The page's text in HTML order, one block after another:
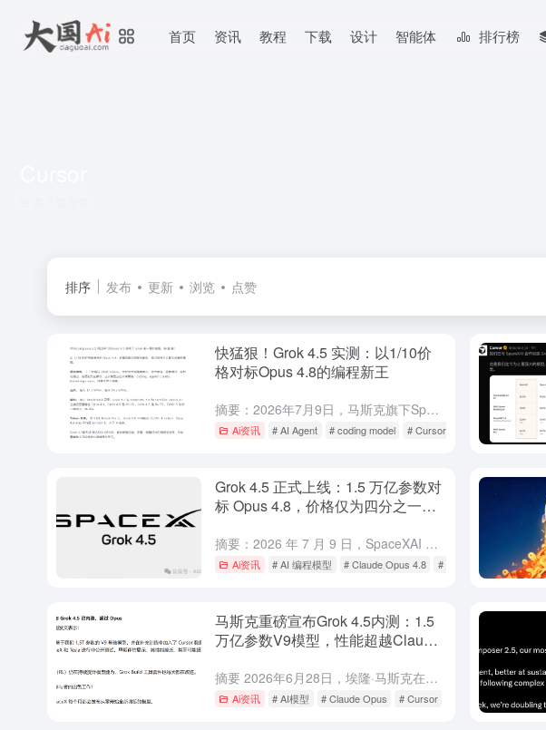
首页 资讯 教程 下载 设计 智能体 排行榜
排序 发布 更新 浏览 点赞
快猛狠！Grok 4.5 实测：以1/10价
格对标Opus 4.8的编程新王
摘要：2026年7月9日，马斯克旗下SpaceXAI联合Cursor发布Grok 4.5旗舰模型。基于1.5万亿参数V9架构，在数万块NVIDIA GB300 GPU上完成训练，SWE-bench P...
Ai资讯 # AI Agent # coding model # Cursor
Grok 4.5 正式上线：1.5 万亿参数对
标 Opus 4.8，价格仅为四分之一，
摘要：2026 年 7 月 9 日，SpaceXAI 正式发布旗舰模型 Grok 4.5。这款由马斯克旗下团队与 Cursor 联合训练的 1.5 万亿参数大模型，定位为 "Opus 级能力、四分之一...
Ai资讯 # AI 编程模型 # Claude Opus 4.8 # Cursor
马斯克重磅宣布Grok 4.5内测：1.5
万亿参数V9模型，性能超越Claude
摘要 2026年6月28日，埃隆·马斯克在X平台宣布，xAI最新旗舰模型Grok 4.5已正式进入私人测试阶段，部署于SpaceX和特斯拉内部。这款基于1.5万亿参数V9基础模型打造的AI巨兽，在补充...
Ai资讯 # AI模型 # Claude Opus # Cursor